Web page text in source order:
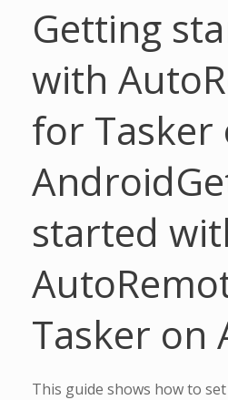
Getting
with
for Tasker
Android
started
Tasker on
This guide shows how to